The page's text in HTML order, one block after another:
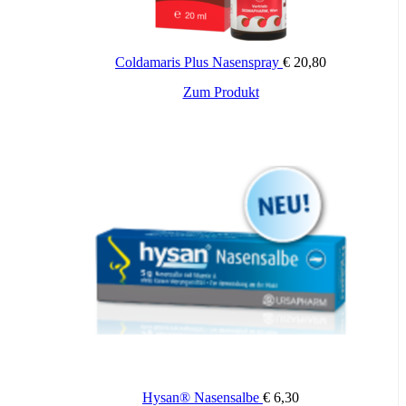
Allergo-COMOD® Nasenspray 20 mg/ml Nasenspray,
Wirkstoff: Natriumcromoglicat. Anwendungsgebiete: ganzjähriger
1 Sprühstoß 0,14 ml enthält 2,8 mg Natriumcromoglicat Die
sonstigen Bestandteile sind: Natriumedetat x2 H2 O, Sorbitol,
Wichtige Hinweise:
Zugelassenes Arzneimittel: Zu Risiken und Nebenwirkungen lesen
Sie die Packungsbeilage und fragen Sie Ihren Arzt oder Apotheker.
Coldamaris Plus Nasenspray € 20,80
Zum Produkt
Hysan® Nasensalbe € 6,30